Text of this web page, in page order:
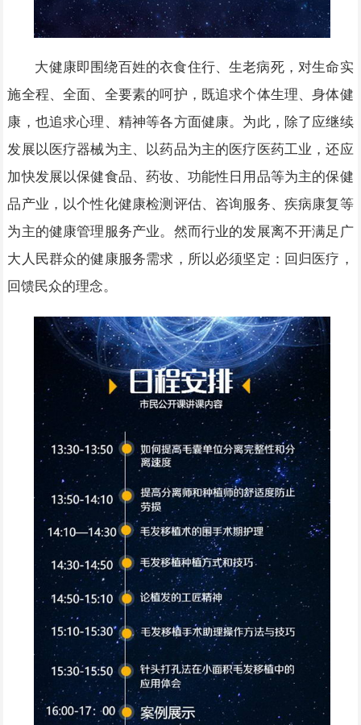
大健康即围绕百姓的衣食住行、生老病死，对生命实
施全程、全面、全要素的呵护，既追求个体生理、身体健
康，也追求心理、精神等各方面健康。为此，除了应继续
发展以医疗器械为主、以药品为主的医疗医药工业，还应
加快发展以保健食品、药妆、功能性日用品等为主的保健
品产业，以个性化健康检测评估、咨询服务、疾病康复等
为主的健康管理服务产业。然而行业的发展离不开满足广
大人民群众的健康服务需求，所以必须坚定：回归医疗，
回馈民众的理念。